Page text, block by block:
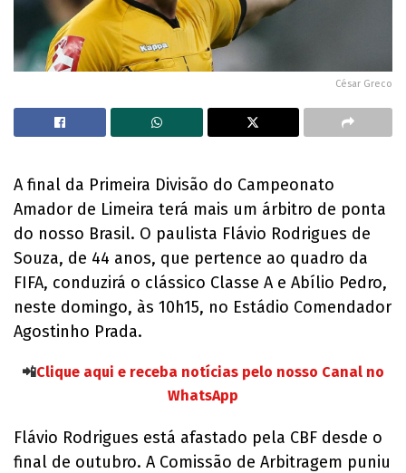
César Greco
A final da Primeira Divisão do Campeonato
Amador de Limeira terá mais um árbitro de ponta
do nosso Brasil. O paulista Flávio Rodrigues de
Souza, de 44 anos, que pertence ao quadro da
FIFA, conduzirá o clássico Classe A e Abílio Pedro,
neste domingo, às 10h15, no Estádio Comendador
Agostinho Prada.
📲Clique aqui e receba notícias pelo nosso Canal no
WhatsApp
Flávio Rodrigues está afastado pela CBF desde o
final de outubro. A Comissão de Arbitragem puniu